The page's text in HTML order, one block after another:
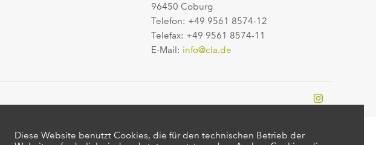
96450 Coburg
Telefon: +49 9561 8574-12
Telefax: +49 9561 8574-11
E-Mail: info@cla.de
Diese Website benutzt Cookies, die für den technischen Betrieb der